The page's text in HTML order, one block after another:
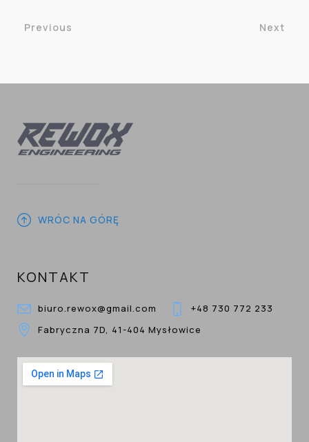
Previous Next
WRÓC NA GÓRĘ
KONTAKT
biuro.rewox@gmail.com
+48 730 772 233
Fabryczna 7D, 41-404 Mysłowice